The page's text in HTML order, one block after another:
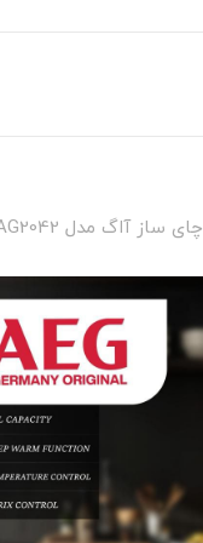
چای ساز آاگ مدل AG2042